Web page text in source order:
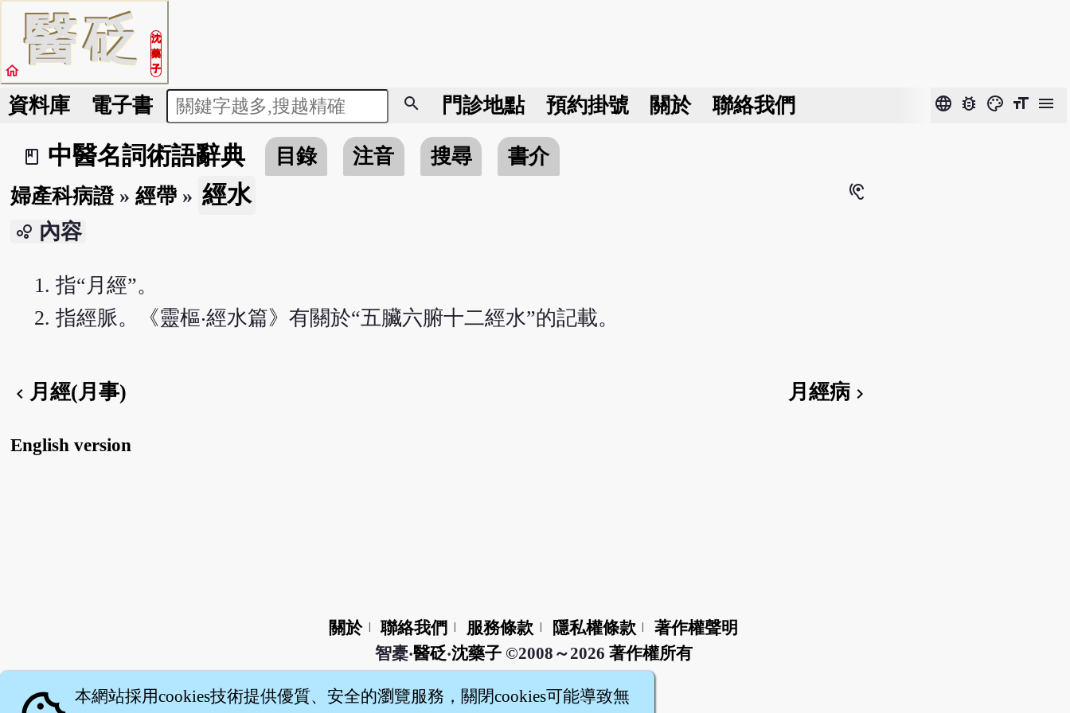
醫砭
沈
藥
子
home
資料庫 電子書 search 門診地點 預約掛號 關於 聯絡我們 language bug_report color_lens format_size menu
book_2
中醫名詞術語辭典 目錄 注音 搜尋
書介
婦產科病證» 經帶» 經水 hearing
bubble_chart 內容
指“月經”。
指經脈。《靈樞‧經水篇》有關於“五臟六腑十二經水”的記載。
chevron_left 月經(月事) 月經病chevron_right
English version
關於 聯絡我們 服務條款 隱私權條款
著作權聲明
智橐‧醫砭‧沈藥子©2008～2026 著作權所有
本網站採用cookies技術提供優質、安全的瀏覽服務，關閉cookies可能導致無